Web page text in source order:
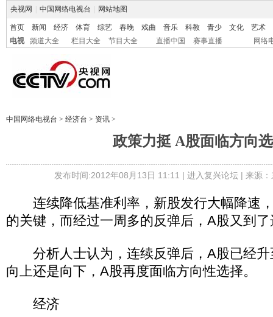
央视网 中国网络电视台 网站地图
首页 新闻 经济 体育 综艺 春晚 戏曲 音乐 科教 青少 文化
艺术
电视
频道大全 栏目大全 节目大全 直播中国 赛事直播 网络
中国网络电视台 > 经济台 > 资讯 >
政策力挺 A股面临方向
发布时间:2012年08月13日 11:11 | 进入复兴论坛| 来源
连续降低基准利率，新股发行大幅降速
的关键，而经过一周多的反弹后，A股又到
分析人士认为，连续反弹后，A股已经升
向上还是向下，A股再度面临方向性选择。
经济